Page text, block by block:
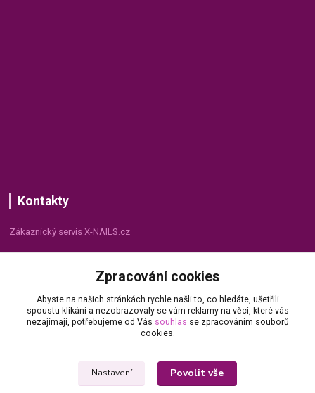
Kontakty
Zákaznický servis X-NAILS.cz
+420 735 055 075
info@x-nails.cz
Zpracování cookies
Abyste na našich stránkách rychle našli to, co hledáte, ušetřili
spoustu klikání a nezobrazovaly se vám reklamy na věci, které vás
nezajímají, potřebujeme od Vás souhlas se zpracováním souborů
cookies.
Nastavení Povolit vše